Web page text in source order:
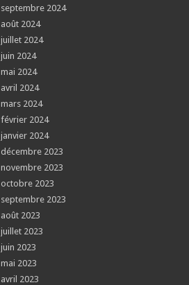
septembre 2024
août 2024
juillet 2024
juin 2024
mai 2024
avril 2024
mars 2024
février 2024
janvier 2024
décembre 2023
novembre 2023
octobre 2023
septembre 2023
août 2023
juillet 2023
juin 2023
mai 2023
avril 2023